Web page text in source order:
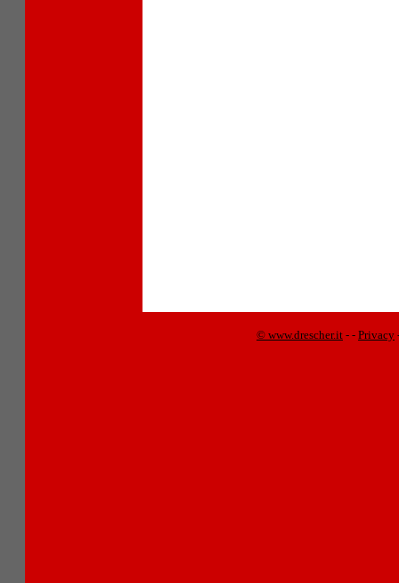
© www.drescher.it - - Privacy